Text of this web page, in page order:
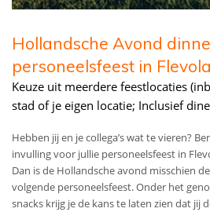
Hollandsche Avond
personeelsfeest in
Keuze uit meerdere feestlocaties
stad of je eigen locatie; Inclusief
Hebben jij en je collega’s wat te vieren?
invulling voor jullie personeelsfeest in
Dan is de Hollandsche avond misschien
volgende personeelsfeest. Onder het
snacks krijg je de kans te laten zien dat jij